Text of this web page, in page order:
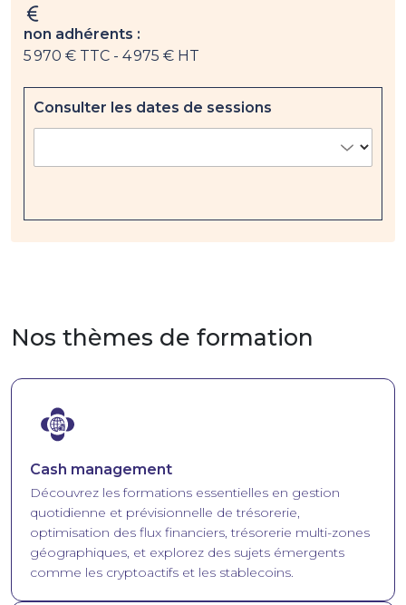
non adhérents :
5 970 € TTC - 4 975 € HT
Consulter les dates de sessions
Nos thèmes de formation
Image
Cash management
Découvrez les formations essentielles en gestion
quotidienne et prévisionnelle de trésorerie,
optimisation des flux financiers, trésorerie multi-zones
géographiques, et explorez des sujets émergents
comme les cryptoactifs et les stablecoins.